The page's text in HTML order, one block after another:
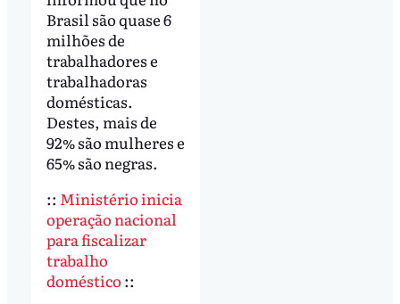
Brasil são quase 6
milhões de
trabalhadores e
trabalhadoras
domésticas.
Destes, mais de
92% são mulheres e
65% são negras.
:: Ministério inicia
operação nacional
para fiscalizar
trabalho
doméstico ::